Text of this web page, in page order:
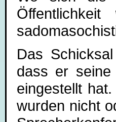
Das
dass er
eingestellt
wurden nicht